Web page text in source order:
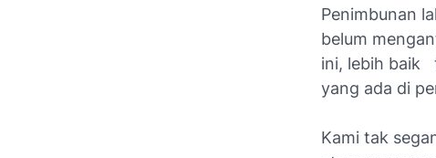
Penimbunan
belum
ini, lebih baik
yang ada di
Kami tak